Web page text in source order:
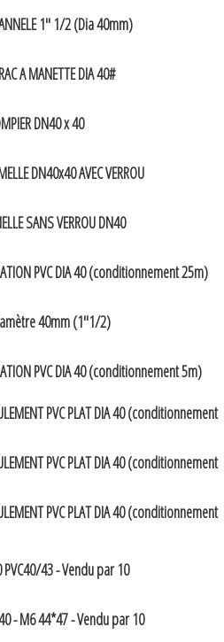
1" 1/2 (Dia 40mm)
A MANETTE DIA 40#
DN40 x 40
DN40x40 AVEC VERROU
SANS VERROU DN40
PVC DIA 40 (conditionnement 25m)
40mm (1"1/2)
PVC DIA 40 (conditionnement 5m)
PVC PLAT DIA 40 (conditionnement
PVC PLAT DIA 40 (conditionnement
PVC PLAT DIA 40 (conditionnement
PVC40/43 - Vendu par 10
40 - M6 44*47 - Vendu par 10